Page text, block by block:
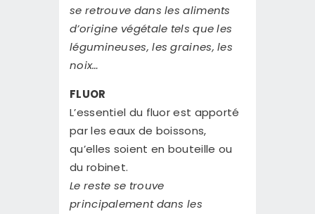
se retrouve dans les aliments
d’origine végétale tels que les
légumineuses, les graines, les
noix…
FLUOR
L’essentiel du fluor est apporté
par les eaux de boissons,
qu’elles soient en bouteille ou
du robinet.
Le reste se trouve
principalement dans les